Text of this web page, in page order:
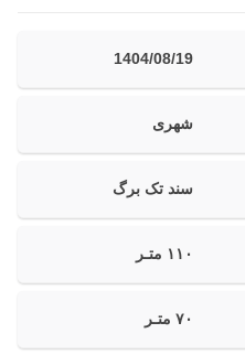
1404/08/19
شهری
سند تک برگ
۱۱۰ متـر
۷۰ متـر